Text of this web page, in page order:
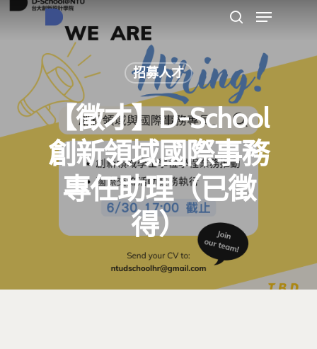
按下Enter開始搜尋，或Esc關閉跳窗
招募人才
【徵才】D-School
創新領域國際事務
專任助理（已徵
得）